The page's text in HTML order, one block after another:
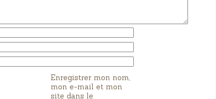
Enregistrer mon nom,
mon e-mail et mon
site dans le